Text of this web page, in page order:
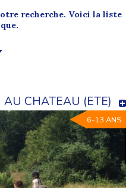
recherche. Voici la liste
CHATEAU (ETE)
6-13 ANS